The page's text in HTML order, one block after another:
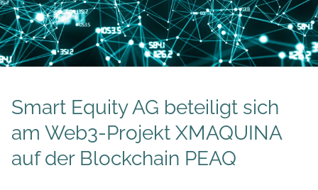
Smart Equity AG beteiligt sich
am Web3-Projekt XMAQUINA
auf der Blockchain PEAQ